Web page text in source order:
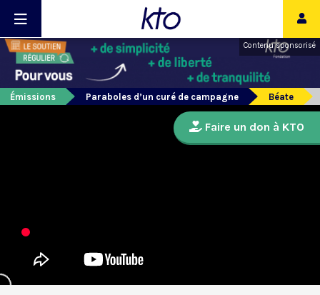
Contenu sponsorisé
Émissions Paraboles d’un curé de campagne Béate
Faire un don à KTO